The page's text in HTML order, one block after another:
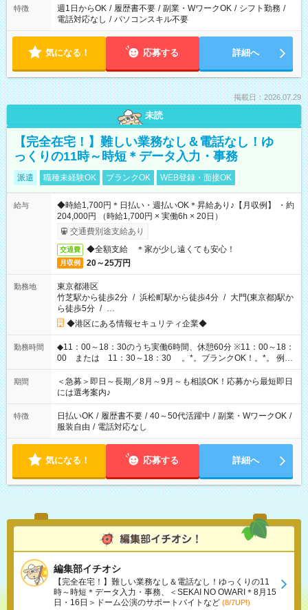
特徴 週1日からOK / 履歴書不要 / 副業・WワークOK / シフト勤務 /
電話対応なし / パソコンスキル不要
気になる！ 応募する 詳細へ
掲載日：2026.07.29
未読
【完全在宅！】難しい業務なし＆電話なし！ゆ
っくりの11時～時短＊データ入力・事務
派遣 職種未経験OK ブランクOK WEB登録・面接OK
給与
◆時給1,700円＊日払い・週払いOK＊昇給あり♪【月収例】 ・約
204,000円 （時給1,700円 × 実働6h × 20日）
交通費別途支給あり
交通費 ◆全額支給 ＊家が少し遠くても安心！
月収例 20～25万円
勤務地
東京都港区
竹芝駅から徒歩2分 / 浜松町駅から徒歩4分 / 大門(東京都)駅か
ら徒歩5分 / …
◆港区にある情報セキュリティ企業◆
勤務時間
◆11：00～18：30のうち実働6時間、休憩60分 ※11：00～18：
00 または 11：30～18：30 。*。ブランクOK！。*。 例え
ば前職が、 在宅/財団法人/事務/コールセンター/受付/販売/カフェ
スタッフ スイーツ販売/ホテルフロント/化粧品販売/など 様々な
業界から入社して活躍されています♪
期間
＜急募＞即日～長期／8月～9月～も相談OK！応募から最短即日
には選考案内♪
特徴 日払いOK / 履歴書不要 / 40～50代活躍中 / 副業・WワークOK /
服装自由 / 電話対応なし
気になる！ 応募する 詳細へ
編集部イチオシ
【完全在宅！】難しい業務なし＆電話なし！ゆっくりの11
時～時短＊データ入力・事務、＜SEKAI NO OWARI＊8月15
日・16日＞ドーム公演のサポートバイトなど (8/7UP!)